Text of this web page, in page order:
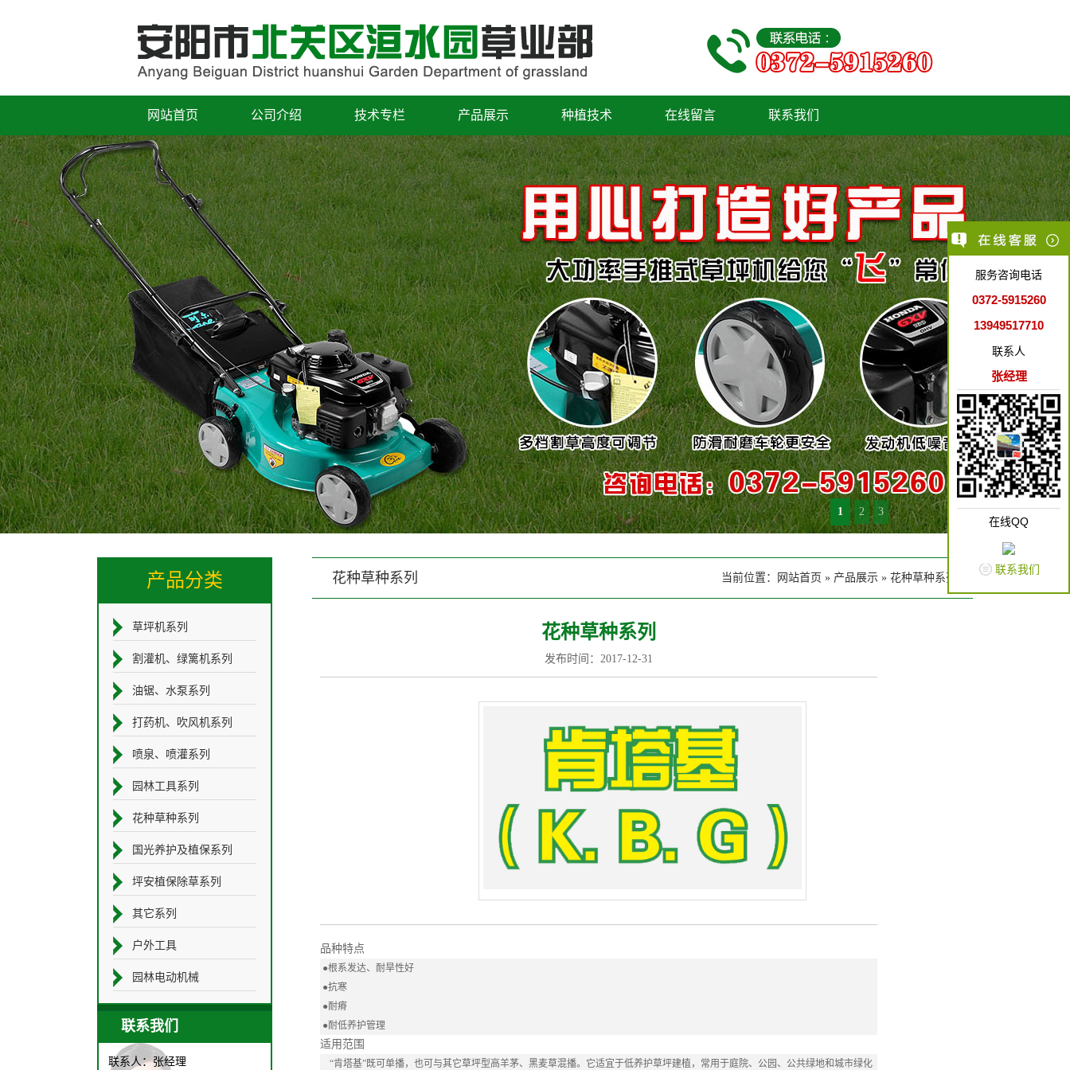
网站首页 公司介绍 技术专栏 产品展示 种植技术 在线留言 联系我们
1 2 3
当前位置： 网站首页 » 产品展示 » 花种草种系列
花种草种系列
花种草种系列
发布时间：2017-12-31
品种特点
●根系发达、耐旱性好
●抗寒
●耐瘠
●耐低养护管理
适用范围
“肯塔基”既可单播，也可与其它草坪型高羊茅、黑麦草混播。它适宜于低养护草坪建植，常用于庭院、公园、公共绿地和城市绿化
产品分类
草坪机系列
割灌机、绿篱机系列
油锯、水泵系列
打药机、吹风机系列
喷泉、喷灌系列
园林工具系列
花种草种系列
国光养护及植保系列
坪安植保除草系列
其它系列
户外工具
园林电动机械
联系我们
联系人：张经理
服务咨询电话
0372-5915260
13949517710
联系人
张经理
在线QQ
联系我们